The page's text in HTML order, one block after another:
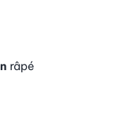
râpé